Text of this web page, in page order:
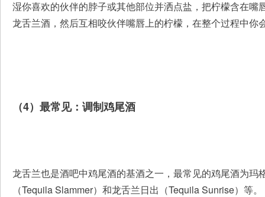
湿你喜欢的伙伴的脖子或其他部位并洒点盐，把柠檬含在嘴
龙舌兰酒，然后互相咬伙伴嘴唇上的柠檬，在整个过程中你
（4）最常见：调制鸡尾酒
龙舌兰也是酒吧中鸡尾酒的基酒之一，最常见的鸡尾酒为玛
（Tequila Slammer）和龙舌兰日出（Tequila Sunrise）等。